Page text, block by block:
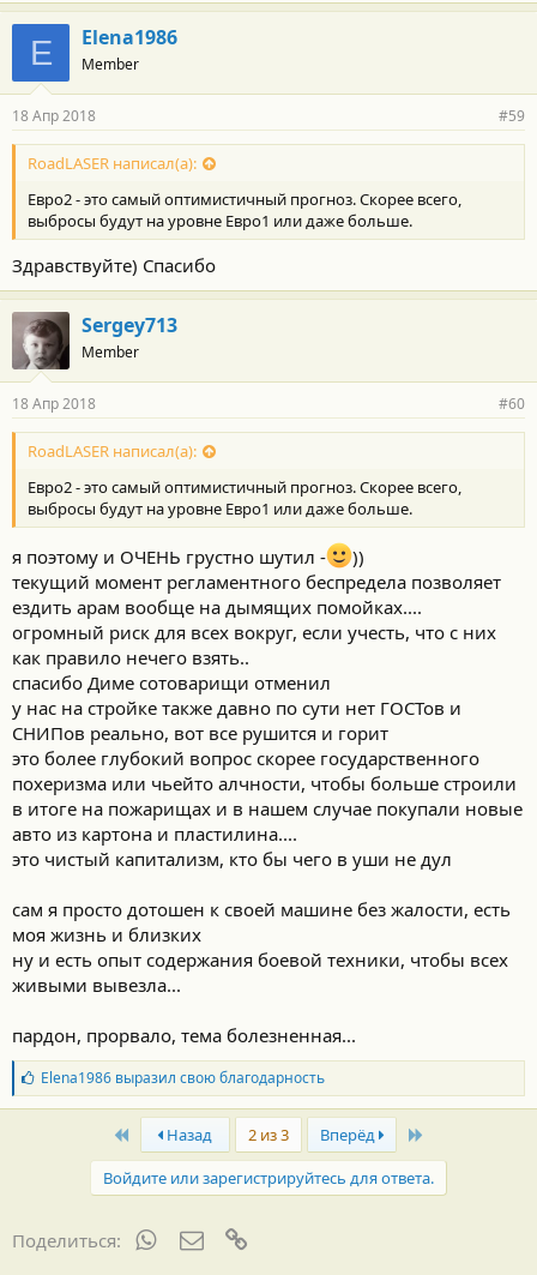
E Elena1986
Member
18 Апр 2018 #59
RoadLASER написал(а):
Евро2 - это самый оптимистичный прогноз. Скорее всего,
выбросы будут на уровне Евро1 или даже больше.
Здравствуйте) Спасибо
Sergey713
Member
18 Апр 2018 #60
RoadLASER написал(а):
Евро2 - это самый оптимистичный прогноз. Скорее всего,
выбросы будут на уровне Евро1 или даже больше.
я поэтому и ОЧЕНЬ грустно шутил -
))
текущий момент регламентного беспредела позволяет
ездить арам вообще на дымящих помойках....
огромный риск для всех вокруг, если учесть, что с них
как правило нечего взять..
спасибо Диме сотоварищи отменил
у нас на стройке также давно по сути нет ГОСТов и
СНИПов реально, вот все рушится и горит
это более глубокий вопрос скорее государственного
похеризма или чьейто алчности, чтобы больше строили
в итоге на пожарищах и в нашем случае покупали новые
авто из картона и пластилина....
это чистый капитализм, кто бы чего в уши не дул
сам я просто дотошен к своей машине без жалости, есть
моя жизнь и близких
ну и есть опыт содержания боевой техники, чтобы всех
живыми вывезла...
пардон, прорвало, тема болезненная...
Б
л
а
о
Elena1986выразил свою благодарность
First Назад 2 из 3 Вперёд
Войдите или зарегистрируйтесь для ответа.
Поделиться: WhatsAppЭлектронная почта